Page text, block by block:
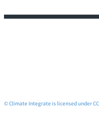
© Climate Integrate is licensed under CC